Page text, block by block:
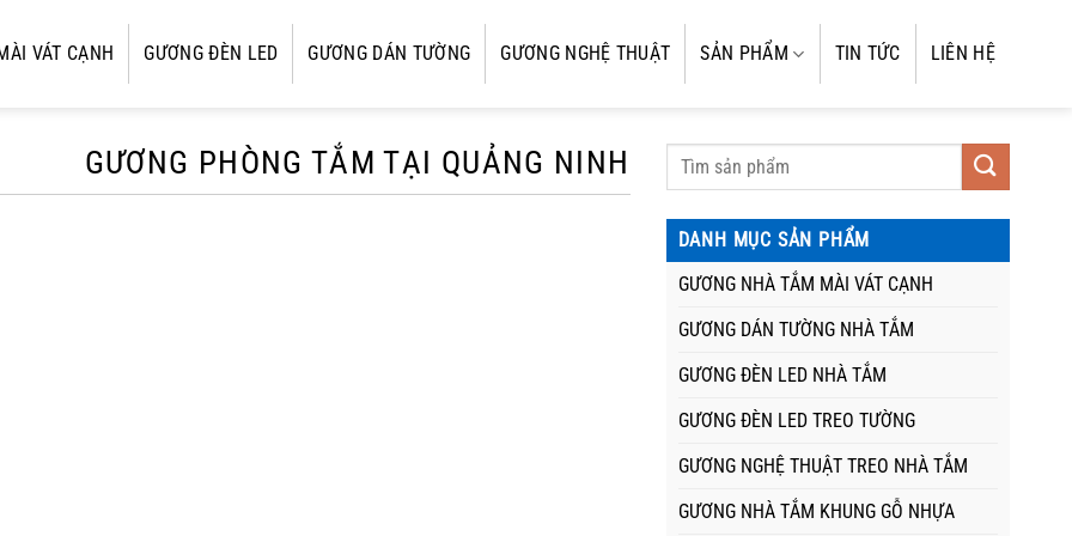
VÁT CẠNH GƯƠNG ĐÈN LED GƯƠNG DÁN TƯỜNG GƯƠNG NGHỆ THUẬT SẢN PHẨM TIN TỨC LIÊN HỆ
GƯƠNG PHÒNG TẮM TẠI QUẢNG NINH
DANH MỤC SẢN PHẨM
GƯƠNG NHÀ TẮM MÀI VÁT CẠNH
GƯƠNG DÁN TƯỜNG NHÀ TẮM
GƯƠNG ĐÈN LED NHÀ TẮM
GƯƠNG ĐÈN LED TREO TƯỜNG
GƯƠNG NGHỆ THUẬT TREO NHÀ TẮM
GƯƠNG NHÀ TẮM KHUNG GỖ NHỰA